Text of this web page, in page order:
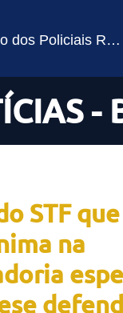
dos Policiais
-
STF
na